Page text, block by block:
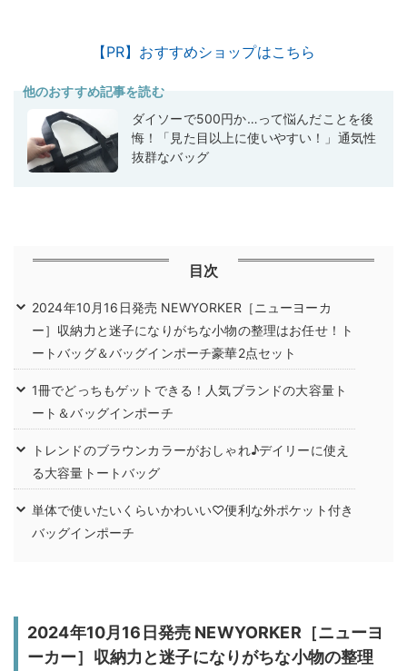
【PR】おすすめショップはこちら
他のおすすめ記事を読む
ダイソーで500円か…って悩んだことを後
悔！「見た目以上に使いやすい！」通気性
抜群なバッグ
目次
2024年10月16日発売 NEWYORKER［ニューヨーカ
ー］収納力と迷子になりがちな小物の整理はお任せ！ト
ートバッグ＆バッグインポーチ豪華2点セット
1冊でどっちもゲットできる！人気ブランドの大容量ト
ート＆バッグインポーチ
トレンドのブラウンカラーがおしゃれ♪デイリーに使え
る大容量トートバッグ
単体で使いたいくらいかわいい♡便利な外ポケット付き
バッグインポーチ
2024年10月16日発売 NEWYORKER［ニューヨ
ーカー］収納力と迷子になりがちな小物の整理